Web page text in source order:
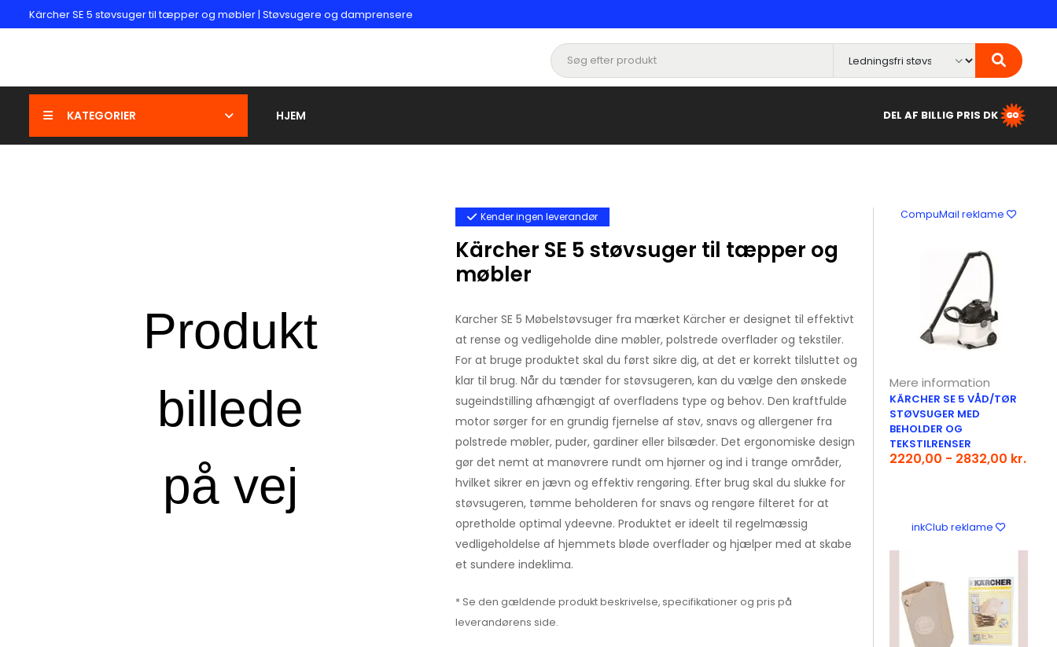
Kärcher SE 5 støvsuger til tæpper og møbler | Støvsugere og damprensere
KATEGORIER HJEM DEL AF BILLIG PRIS DK
Kender ingen leverandør
Kärcher SE 5 støvsuger til tæpper og
møbler
Karcher SE 5 Møbelstøvsuger fra mærket Kärcher er designet til effektivt
at rense og vedligeholde dine møbler, polstrede overflader og tekstiler.
For at bruge produktet skal du først sikre dig, at det er korrekt tilsluttet og
klar til brug. Når du tænder for støvsugeren, kan du vælge den ønskede
sugeindstilling afhængigt af overfladens type og behov. Den kraftfulde
motor sørger for en grundig fjernelse af støv, snavs og allergener fra
polstrede møbler, puder, gardiner eller bilsæder. Det ergonomiske design
gør det nemt at manøvrere rundt om hjørner og ind i trange områder,
hvilket sikrer en jævn og effektiv rengøring. Efter brug skal du slukke for
støvsugeren, tømme beholderen for snavs og rengøre filteret for at
opretholde optimal ydeevne. Produktet er ideelt til regelmæssig
vedligeholdelse af hjemmets bløde overflader og hjælper med at skabe
et sundere indeklima.
* Se den gældende produkt beskrivelse, specifikationer og pris på
leverandørens side.
CompuMail reklame
Mere information
KÄRCHER SE 5 VÅD/TØR
STØVSUGER MED
BEHOLDER OG
TEKSTILRENSER
2220,00 - 2832,00 kr.
inkClub reklame